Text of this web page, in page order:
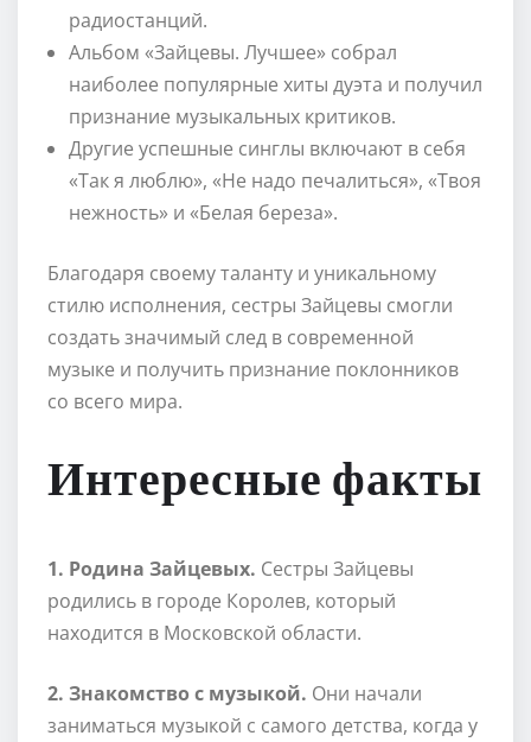
радиостанций.
Альбом «Зайцевы. Лучшее» собрал
наиболее популярные хиты дуэта и получил
признание музыкальных критиков.
Другие успешные синглы включают в себя
«Так я люблю», «Не надо печалиться», «Твоя
нежность» и «Белая береза».
Благодаря своему таланту и уникальному
стилю исполнения, сестры Зайцевы смогли
создать значимый след в современной
музыке и получить признание поклонников
со всего мира.
Интересные факты
1. Родина Зайцевых. Сестры Зайцевы
родились в городе Королев, который
находится в Московской области.
2. Знакомство с музыкой. Они начали
заниматься музыкой с самого детства, когда у